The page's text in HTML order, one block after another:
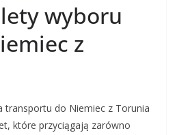
wyboru
z
transportu do Niemiec z Torunia
które przyciągają zarówno